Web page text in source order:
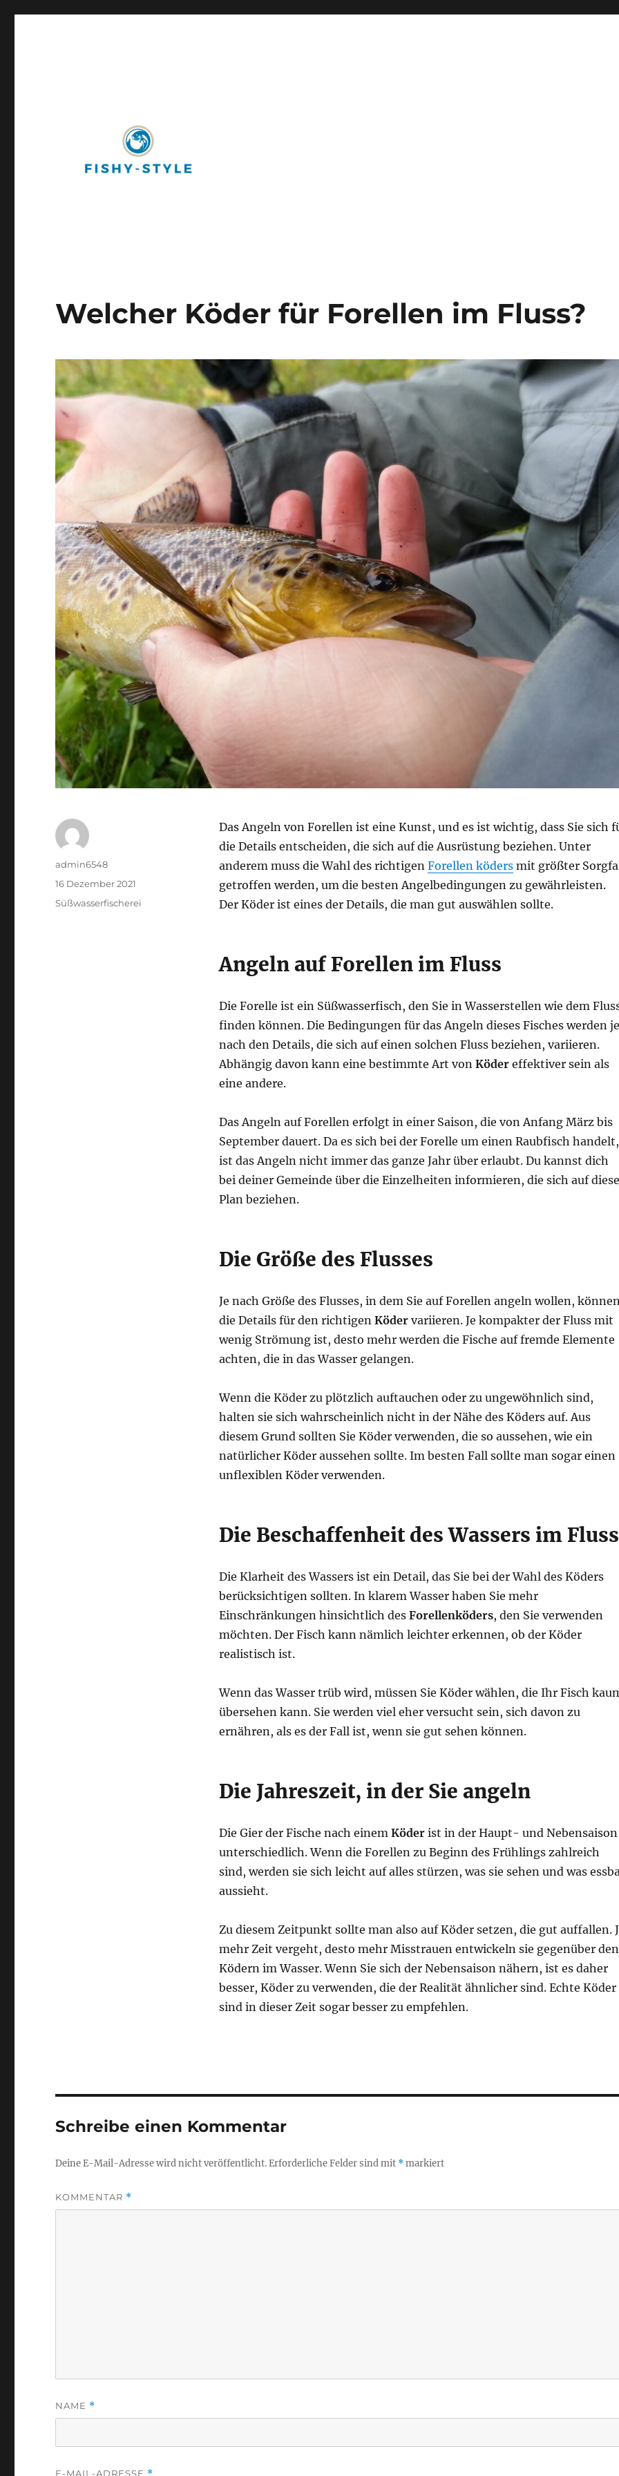
Welcher Köder für Forellen im Fluss?
Das Angeln von Forellen ist eine Kunst, und es ist wichtig, dass Sie sich
die Details entscheiden, die sich auf die Ausrüstung beziehen. Unter
anderem muss die Wahl des richtigen Forellen ködersmit größter
getroffen werden, um die besten Angelbedingungen zu gewährleisten.
Der Köder ist eines der Details, die man gut auswählen sollte.
Angeln auf Forellen im Fluss
Die Forelle ist ein Süßwasserfisch, den Sie in Wasserstellen wie dem
finden können. Die Bedingungen für das Angeln dieses Fisches werden je
nach den Details, die sich auf einen solchen Fluss beziehen, variieren.
Abhängig davon kann eine bestimmte Art von Ködereffektiver sein als
eine andere.
Das Angeln auf Forellen erfolgt in einer Saison, die von Anfang März bis
September dauert. Da es sich bei der Forelle um einen Raubfisch handelt,
ist das Angeln nicht immer das ganze Jahr über erlaubt. Du kannst dich
bei deiner Gemeinde über die Einzelheiten informieren, die sich auf
Plan beziehen.
Die Größe des Flusses
Je nach Größe des Flusses, in dem Sie auf Forellen angeln wollen,
die Details für den richtigen Ködervariieren. Je kompakter der Fluss mit
wenig Strömung ist, desto mehr werden die Fische auf fremde Elemente
achten, die in das Wasser gelangen.
Wenn die Köder zu plötzlich auftauchen oder zu ungewöhnlich sind,
halten sie sich wahrscheinlich nicht in der Nähe des Köders auf. Aus
diesem Grund sollten Sie Köder verwenden, die so aussehen, wie ein
natürlicher Köder aussehen sollte. Im besten Fall sollte man sogar einen
unflexiblen Köder verwenden.
Die Beschaffenheit des Wassers im Fluss
Die Klarheit des Wassers ist ein Detail, das Sie bei der Wahl des Köders
berücksichtigen sollten. In klarem Wasser haben Sie mehr
Einschränkungen hinsichtlich des Forellenköders, den Sie verwenden
möchten. Der Fisch kann nämlich leichter erkennen, ob der Köder
realistisch ist.
Wenn das Wasser trüb wird, müssen Sie Köder wählen, die Ihr Fisch
übersehen kann. Sie werden viel eher versucht sein, sich davon zu
ernähren, als es der Fall ist, wenn sie gut sehen können.
Die Jahreszeit, in der Sie angeln
Die Gier der Fische nach einem Köderist in der Haupt- und Nebensaison
unterschiedlich. Wenn die Forellen zu Beginn des Frühlings zahlreich
sind, werden sie sich leicht auf alles stürzen, was sie sehen und was
aussieht.
Zu diesem Zeitpunkt sollte man also auf Köder setzen, die gut auffallen.
mehr Zeit vergeht, desto mehr Misstrauen entwickeln sie gegenüber den
Ködern im Wasser. Wenn Sie sich der Nebensaison nähern, ist es daher
besser, Köder zu verwenden, die der Realität ähnlicher sind. Echte Köder
sind in dieser Zeit sogar besser zu empfehlen.
Autor
admin6548
Veröffentlicht
am
16 Dezember 2021
Kategorien
Süßwasserfischerei
Schreibe einen Kommentar
Deine E-Mail-Adresse wird nicht veröffentlicht.Erforderliche Felder sind mit *markiert
KOMMENTAR *
NAME *
E-MAIL-ADRESSE